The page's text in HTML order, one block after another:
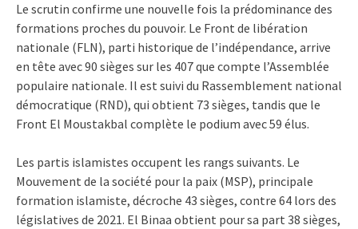
Le scrutin confirme une nouvelle fois la prédominance des
formations proches du pouvoir. Le Front de libération
nationale (FLN), parti historique de l’indépendance, arrive
en tête avec 90 sièges sur les 407 que compte l’Assemblée
populaire nationale. Il est suivi du Rassemblement national
démocratique (RND), qui obtient 73 sièges, tandis que le
Front El Moustakbal complète le podium avec 59 élus.
Les partis islamistes occupent les rangs suivants. Le
Mouvement de la société pour la paix (MSP), principale
formation islamiste, décroche 43 sièges, contre 64 lors des
législatives de 2021. El Binaa obtient pour sa part 38 sièges,